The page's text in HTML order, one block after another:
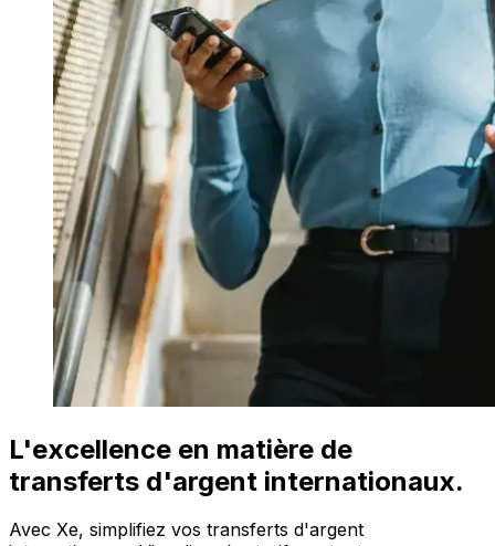
L'excellence en matière de
transferts d'argent internationaux.
Avec Xe, simplifiez vos transferts d'argent